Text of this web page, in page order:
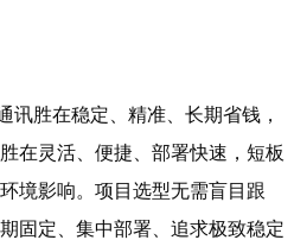
讯胜在稳定、精准、长期省钱，
在灵活、便捷、部署快速，短板
境影响。项目选型无需盲目跟
固定、集中部署、追求极致稳定